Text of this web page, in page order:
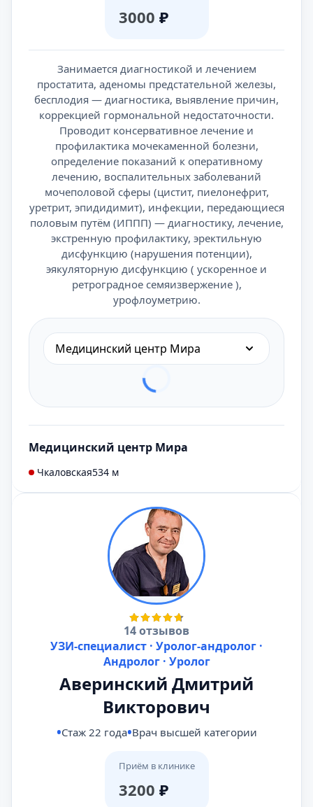
3000 ₽
Занимается диагностикой и лечением
простатита, аденомы предстательной железы,
бесплодия — диагностика, выявление причин,
коррекцией гормональной недостаточности.
Проводит консервативное лечение и
профилактика мочекаменной болезни,
определение показаний к оперативному
лечению, воспалительных заболеваний
мочеполовой сферы (цистит, пиелонефрит,
уретрит, эпидидимит), инфекции, передающиеся
половым путём (ИППП) — диагностику, лечение,
экстренную профилактику, эректильную
дисфункцию (нарушения потенции),
эякуляторную дисфункцию ( ускоренное и
ретроградное семяизвержение ),
урофлоуметрию.
Медицинский центр Мира
Медицинский центр Мира
Чкаловская534 м
14 отзывов
УЗИ-специалист · Уролог-андролог ·
Андролог · Уролог
Аверинский Дмитрий
Викторович
Стаж 22 года Врач высшей категории
Приём в клинике
3200 ₽